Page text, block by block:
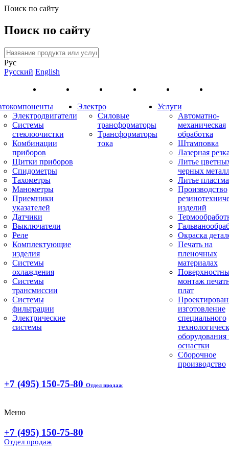
Поиск по сайту
Поиск по сайту
Рус
Русский English
Электродвигатели
Системы
стеклоочистки
Комбинации
приборов
Щитки приборов
Спидометры
Тахометры
Манометры
Приемники
указателей
Датчики
Выключатели
Реле
Комплектующие
изделия
Системы
охлаждения
Системы
трансмиссии
Системы
фильтрации
Электрические
системы
Электро
Силовые
трансформаторы
Трансформаторы
тока
Услуги
Автоматно-
механическая
обработка
Штамповка
Лазерная
Литье
черных
Литье
Производство
изделий
Окраска
Печать на
пленочных
материалах
монтаж
плат
изготовление
специального
оборудования
оснастки
Сборочное
производство
+7 (495) 150-75-80 Отдел продаж
Меню
+7 (495) 150-75-80
Отдел продаж